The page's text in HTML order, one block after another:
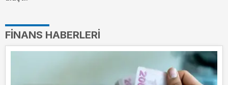
FINANS HABERLERI